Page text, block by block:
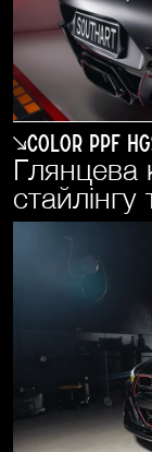
COLOR PPF
Глянцева
стайлінгу